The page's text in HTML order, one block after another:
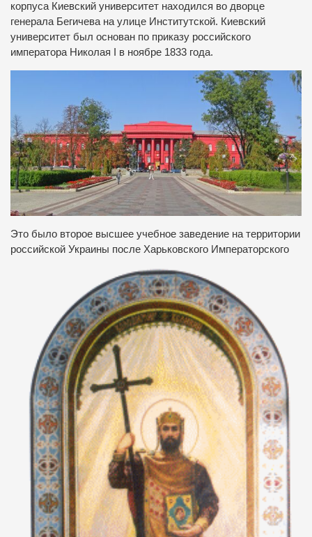
корпуса Киевский университет находился во дворце
генерала Бегичева на улице Институтской. Киевский
университет был основан по приказу российского
императора Николая I в ноябре 1833 года.
Это было второе высшее учебное заведение на территории
российской Украины после Харьковского Императорского